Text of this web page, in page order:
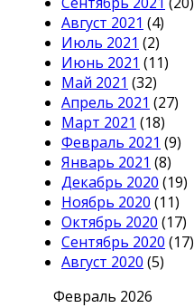
Август 2021 (4)
Июль 2021 (2)
Июнь 2021 (11)
Май 2021 (32)
Апрель 2021 (27)
Март 2021 (18)
Февраль 2021 (9)
Январь 2021 (8)
Декабрь 2020 (19)
Ноябрь 2020 (11)
Октябрь 2020 (17)
Сентябрь 2020 (17)
Август 2020 (5)
Февраль 2026